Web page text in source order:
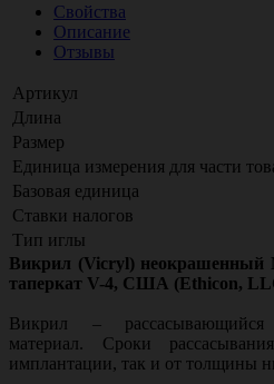
Свойства
Описание
Отзывы
Артикул
Длина
Размер
Единица измерения для части
Базовая единица
Ставки налогов
Тип иглы
Викрил (Vicryl) неокрашенный
таперкат V-4, США (Ethicon,
Викрил –
материал. Сроки
имплантации, так и от толщины